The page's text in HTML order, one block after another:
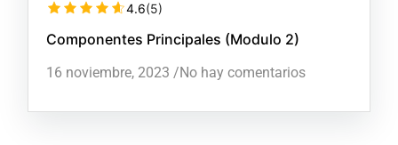
4.6(5)
Componentes Principales (Modulo 2)
16 noviembre, 2023 /No hay comentarios